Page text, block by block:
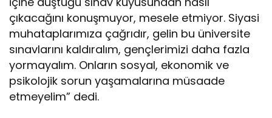
çıkacağını konuşmuyor, mesele etmiyor. Siyasi
muhataplarımıza çağrıdır, gelin bu üniversite
sınavlarını kaldıralım, gençlerimizi daha fazla
yormayalım. Onların sosyal, ekonomik ve
psikolojik sorun yaşamalarına müsaade
etmeyelim” dedi.